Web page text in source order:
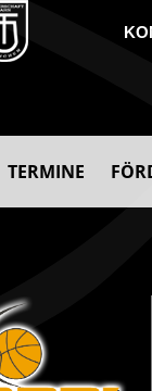
TERMINE